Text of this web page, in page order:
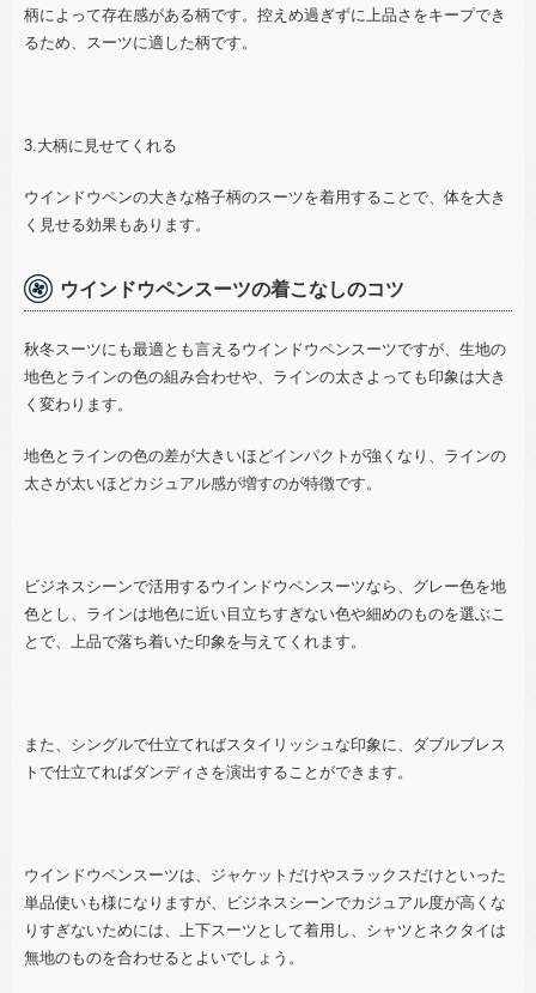
柄によって存在感がある柄です。控えめ過ぎずに上品さをキープでき
るため、スーツに適した柄です。
3.大柄に見せてくれる
ウインドウペンの大きな格子柄のスーツを着用することで、体を大き
く見せる効果もあります。
ウインドウペンスーツの着こなしのコツ
秋冬スーツにも最適とも言えるウインドウペンスーツですが、生地の
地色とラインの色の組み合わせや、ラインの太さよっても印象は大き
く変わります。
地色とラインの色の差が大きいほどインパクトが強くなり、ラインの
太さが太いほどカジュアル感が増すのが特徴です。
ビジネスシーンで活用するウインドウペンスーツなら、グレー色を地
色とし、ラインは地色に近い目立ちすぎない色や細めのものを選ぶこ
とで、上品で落ち着いた印象を与えてくれます。
また、シングルで仕立てればスタイリッシュな印象に、ダブルブレス
トで仕立てればダンディさを演出することができます。
ウインドウペンスーツは、ジャケットだけやスラックスだけといった
単品使いも様になりますが、ビジネスシーンでカジュアル度が高くな
りすぎないためには、上下スーツとして着用し、シャツとネクタイは
無地のものを合わせるとよいでしょう。